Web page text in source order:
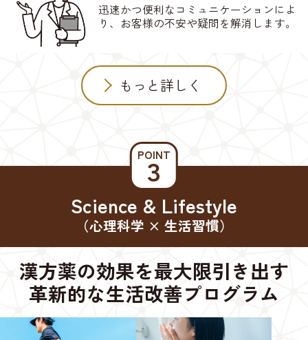
迅速かつ便利なコミュニケーションによ
り、お客様の不安や疑問を解消します。
もっと詳しく
POINT
３
Science & Lifestyle
（心理科学 × 生活習慣）
漢方薬の効果を最大限引き出す
革新的な生活改善プログラム